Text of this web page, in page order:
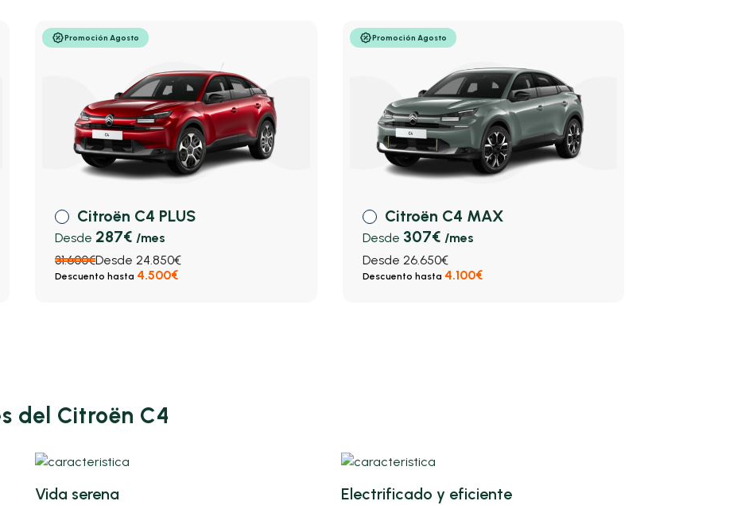
Promoción Agosto
Citroën C4 PLUS
Desde 287€ /mes
31.600€Desde 24.850€
Descuento hasta 4.500€
Promoción Agosto
Citroën C4 MAX
Desde 307€ /mes
Desde 26.650€
Descuento hasta 4.100€
del Citroën C4
Vida serena Electrificado y eficiente